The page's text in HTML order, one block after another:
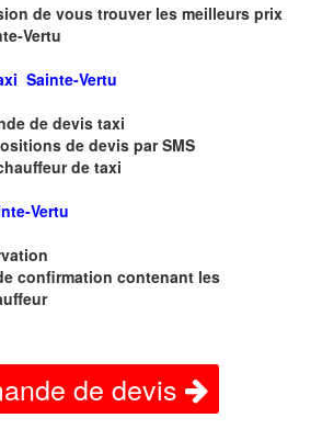
de vous trouver les meilleurs prix
Vertu
Sainte-Vertu
de devis taxi
de devis par SMS
de taxi
Vertu
confirmation contenant les
de devis